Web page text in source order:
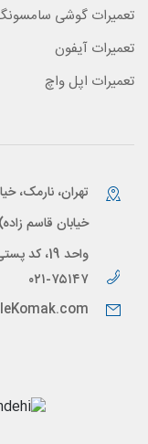
تعمیرات گوشی
تعمیرات آیفون
تعمیرات اپل واچ
تهران، نارمک،
واحد 19، کد پستی: 1646668634
۰۲۱-۷۵۱۴۷